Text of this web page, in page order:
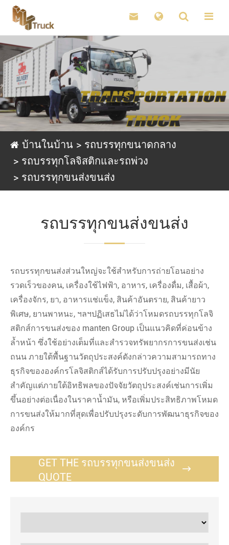

บ้านในบ้าน
รถบรรทุกขนาดกลาง
รถบรรทุกโลจิสติกและรถพ่วง
รถบรรทุกขนส่งขนส่ง
รถบรรทุกขนส่งขนส่ง
รถบรรทุกขนส่งส่วนใหญ่จะใช้สำหรับการถ่ายโอนอย่าง
รวดเร็วของคน, เครื่องใช้ไฟฟ้า, อาหาร, เครื่องดื่ม, เสื้อผ้า,
เครื่องจักร, ยา, อาหารแช่แข็ง, สินค้าอันตราย, สินค้ายาว
พิเศษ, ยานพาหนะ, ฯลฯปฏิเสธไม่ได้ว่าโหมดรถบรรทุกโลจิ
สติกส์การขนส่งของ manten Group เป็นแนวคิดที่ค่อนข้าง
ล้ำหน้า ซึ่งใช้อย่างเต็มที่และสำรวจทรัพยากรการขนส่งเช่น
ถนน ภายใต้พื้นฐานวัตถุประสงค์ดังกล่าวความสามารถทาง
ธุรกิจขององค์กรโลจิสติกส์ได้รับการปรับปรุงอย่างมีนัย
สำคัญแต่ภายใต้อิทธิพลของปัจจัยวัตถุประสงค์เช่นการเพิ่ม
ขึ้นอย่างต่อเนื่องในราคาน้ำมัน, หรือเพิ่มประสิทธิภาพโหมด
การขนส่งให้มากที่สุดเพื่อปรับปรุงระดับการพัฒนาธุรกิจของ
องค์กร
GET THE รถบรรทุกขนส่งขนส่ง
QUOTE
